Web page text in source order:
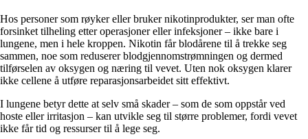
Hos personer som røyker eller bruker nikotinprodukter, ser man ofte
forsinket tilheling etter operasjoner eller infeksjoner – ikke bare i
lungene, men i hele kroppen. Nikotin får blodårene til å trekke seg
sammen, noe som reduserer blodgjennomstrømningen og dermed
tilførselen av oksygen og næring til vevet. Uten nok oksygen klarer
ikke cellene å utføre reparasjonsarbeidet sitt effektivt.
I lungene betyr dette at selv små skader – som de som oppstår ved
hoste eller irritasjon – kan utvikle seg til større problemer, fordi vevet
ikke får tid og ressurser til å lege seg.